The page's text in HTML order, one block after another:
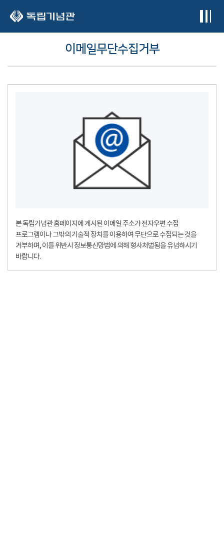
이메일무단수집거부
본 독립기념관 홈페이지에 게시된 이메일 주소가 전자우편 수집
프로그램이나 그밖의 기술적 장치를 이용하여 무단으로 수집되는 것을
거부하며, 이를 위반시 정보통신망법에 의해 형사처벌됨을 유념하시기
바랍니다.